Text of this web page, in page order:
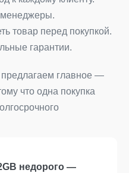
менеджеры.
товар перед покупкой.
гарантии.
главное —
что одна покупка
недорого —